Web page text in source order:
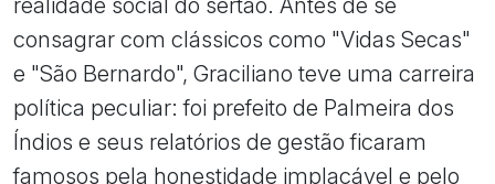
consagrar com clássicos como "Vidas Secas"
e "São Bernardo", Graciliano teve uma carreira
política peculiar: foi prefeito de Palmeira dos
Índios e seus relatórios de gestão ficaram
famosos pela honestidade implacável e pelo